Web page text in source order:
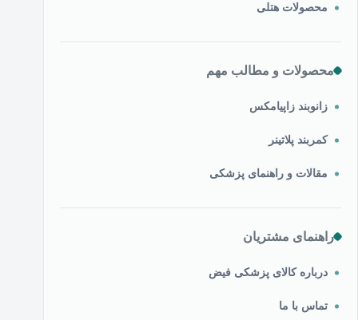
محصولات هتلی
محصولات و مطالب مهم
زانوبند زاپیامکس
کمربند پلاتینر
مقالات و راهنمای پزشکی
راهنمای مشتریان
درباره کالای پزشکی فیض
تماس با ما